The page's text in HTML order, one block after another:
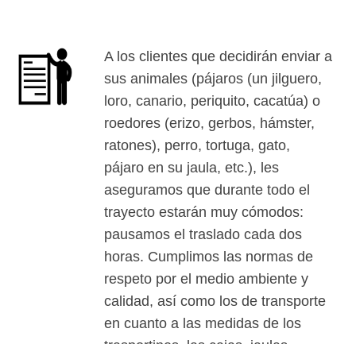
A los clientes que decidirán enviar a
sus animales (pájaros (un jilguero,
loro, canario, periquito, cacatúa) o
roedores (erizo, gerbos, hámster,
ratones), perro, tortuga, gato,
pájaro en su jaula, etc.), les
aseguramos que durante todo el
trayecto estarán muy cómodos:
pausamos el traslado cada dos
horas. Cumplimos las normas de
respeto por el medio ambiente y
calidad, así como los de transporte
en cuanto a las medidas de los